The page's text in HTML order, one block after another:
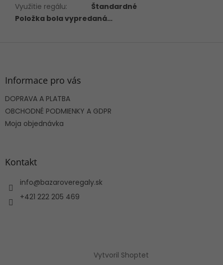
Využitie regálu:
Štandardné
Položka bola vypredaná…
Informace pro vás
DOPRAVA A PLATBA
OBCHODNÉ PODMIENKY A GDPR
Moja objednávka
Kontakt
info@bazaroveregaly.sk
+421 222 205 469
Vytvoril Shoptet